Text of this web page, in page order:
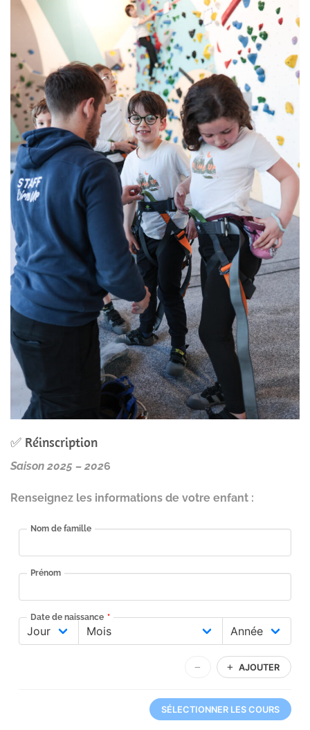
✅ Réinscription
Saison 2025 – 2026
Renseignez les informations de votre enfant :